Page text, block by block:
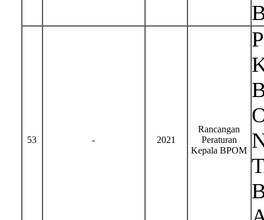
53 - 2021
Rancangan
Peraturan
Kepala BPOM